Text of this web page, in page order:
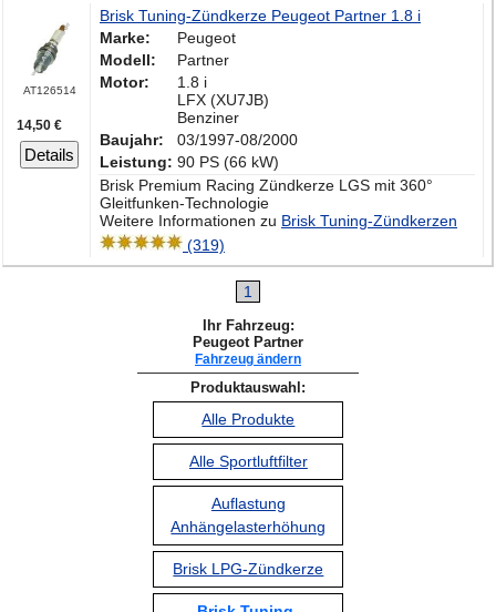
AT126514
14,50 €
Details
Brisk Tuning-Zündkerze Peugeot Partner 1.8 i
Marke:
Peugeot
Modell:
Partner
Motor:
1.8 i
LFX (XU7JB)
Benziner
Baujahr:
03/1997-08/2000
Leistung: 90 PS (66 kW)
Brisk Premium Racing Zündkerze LGS mit 360°
Gleitfunken-Technologie
Weitere Informationen zu Brisk Tuning-Zündkerzen
(319)
1
Ihr Fahrzeug:
Peugeot Partner
Fahrzeug ändern
Produktauswahl:
Alle Produkte
Alle Sportluftfilter
Auflastung
Anhängelasterhöhung
Brisk LPG-Zündkerze